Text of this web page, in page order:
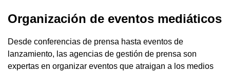
Organización de eventos mediáticos
Desde conferencias de prensa hasta eventos de
lanzamiento, las agencias de gestión de prensa son
expertas en organizar eventos que atraigan a los medios